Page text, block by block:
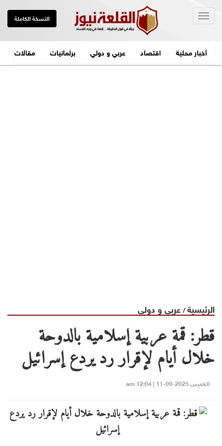
النسخة الكاملة
أخبار محلية اقتصاد عربي و دولي برلمانيات مقالات
الرئيسية/ عربي و دولي
قطر: قمة عربية إسلامية بالدوحة
خلال أيام لإقرار رد يردع إسرائيل
الخميس 2025-09-11 | 12:04 am